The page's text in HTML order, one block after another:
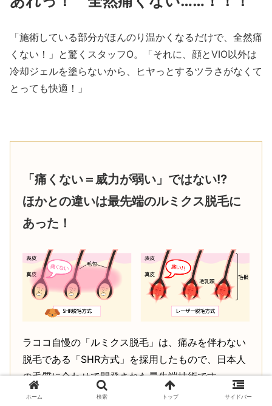
「施術している部分がほんのり温かくなるだけで、全然痛
くない！」と驚くスタッフO。「それに、顔とVIO以外は
冷却ジェルを塗らないから、ヒヤっとするツラさがなくて
とっても快適！」
「痛くない＝威力が弱い」ではない!?
ほかとの違いは最先端のルミクス脱毛に
あった！
ラココ自慢の「ルミクス脱毛」は、痛みを伴わない
脱毛である「SHR方式」を採用したもので、日本人
の毛質に合わせて開発された最先端技術です。
ホーム 検索 トップ サイドバー